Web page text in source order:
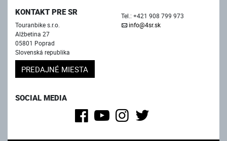
KONTAKT PRE SR
Touranbike s.r.o.
Alžbetina 27
05801 Poprad
Slovenská republika
PREDAJNÉ MIESTA
Tel.: +421 908 799 973
info@4sr.sk
SOCIAL MEDIA